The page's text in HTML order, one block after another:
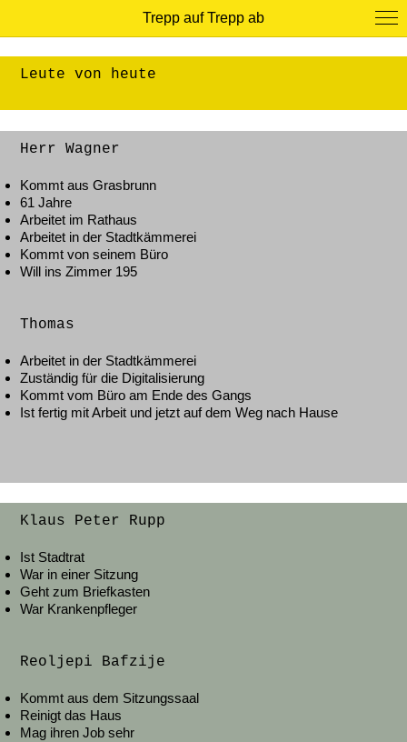
Trepp auf Trepp ab
Leute von heute
Herr Wagner
Kommt aus Grasbrunn
61 Jahre
Arbeitet im Rathaus
Arbeitet in der Stadtkämmerei
Kommt von seinem Büro
Will ins Zimmer 195
Thomas
Arbeitet in der Stadtkämmerei
Zuständig für die Digitalisierung
Kommt vom Büro am Ende des Gangs
Ist fertig mit Arbeit und jetzt auf dem Weg nach Hause
Klaus Peter Rupp
Ist Stadtrat
War in einer Sitzung
Geht zum Briefkasten
War Krankenpfleger
Reoljepi Bafzije
Kommt aus dem Sitzungssaal
Reinigt das Haus
Mag ihren Job sehr